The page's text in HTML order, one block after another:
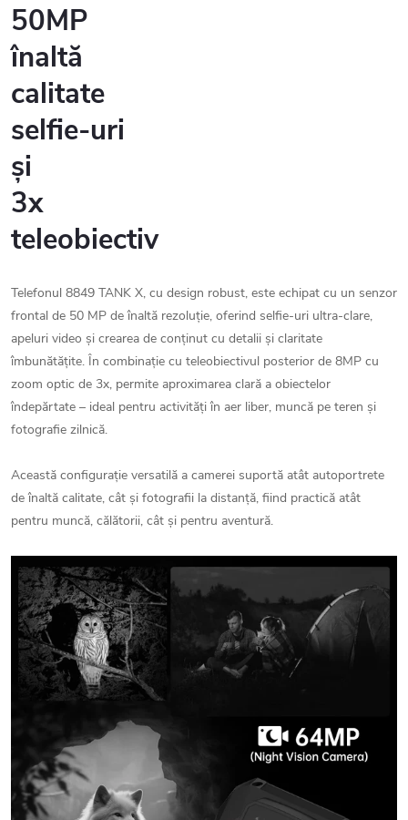
50MP
înaltă
calitate
selfie-uri
și
3x
teleobiectiv
Telefonul 8849 TANK X, cu design robust, este echipat cu un senzor
frontal de 50 MP de înaltă rezoluție, oferind selfie-uri ultra-clare,
apeluri video și crearea de conținut cu detalii și claritate
îmbunătățite. În combinație cu teleobiectivul posterior de 8MP cu
zoom optic de 3x, permite aproximarea clară a obiectelor
îndepărtate – ideal pentru activități în aer liber, muncă pe teren și
fotografie zilnică.
Această configurație versatilă a camerei suportă atât autoportrete
de înaltă calitate, cât și fotografii la distanță, fiind practică atât
pentru muncă, călătorii, cât și pentru aventură.